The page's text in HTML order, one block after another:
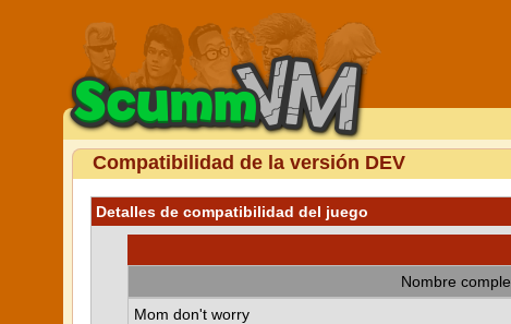
Compatibilidad de la versión DEV
Detalles de compatibilidad del juego
Nombre
Mom don't worry